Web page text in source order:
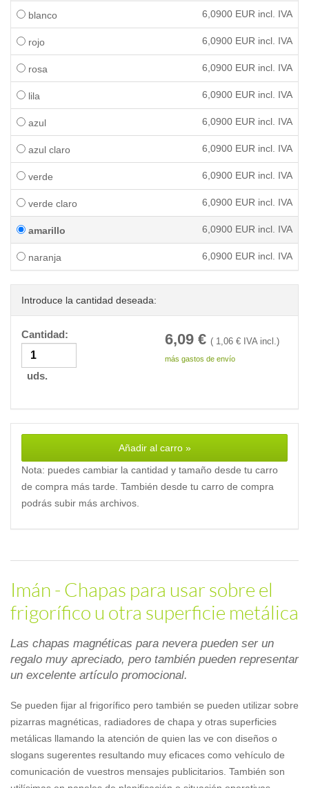
blanco 6,0900 EUR incl. IVA
rojo 6,0900 EUR incl. IVA
rosa 6,0900 EUR incl. IVA
lila 6,0900 EUR incl. IVA
azul 6,0900 EUR incl. IVA
azul claro 6,0900 EUR incl. IVA
verde 6,0900 EUR incl. IVA
verde claro 6,0900 EUR incl. IVA
amarillo 6,0900 EUR incl. IVA
naranja 6,0900 EUR incl. IVA
Introduce la cantidad deseada:
Cantidad:
uds.
6,09 € ( 1,06 € IVA incl.)
más gastos de envío
Añadir al carro »
Nota: puedes cambiar la cantidad y tamaño desde tu carro
de compra más tarde. También desde tu carro de compra
podrás subir más archivos.
Imán - Chapas para usar sobre el
frigorífico u otra superficie metálica
Las chapas magnéticas para nevera pueden ser un
regalo muy apreciado, pero también pueden representar
un excelente artículo promocional.
Se pueden fijar al frigorífico pero también se pueden utilizar sobre
pizarras magnéticas, radiadores de chapa y otras superficies
metálicas llamando la atención de quien las ve con diseños o
slogans sugerentes resultando muy eficaces como vehículo de
comunicación de vuestros mensajes publicitarios. También son